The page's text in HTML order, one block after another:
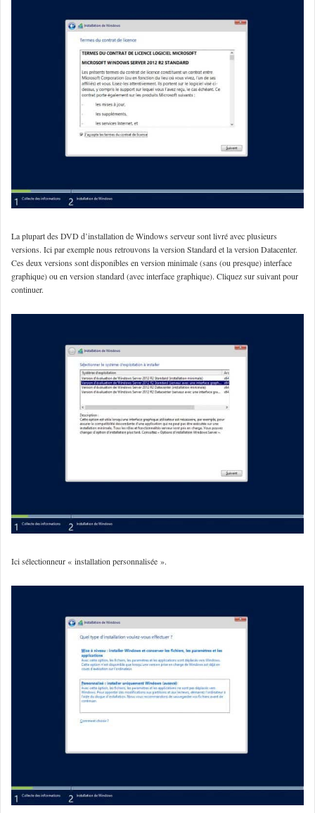
La plupart des DVD d’installation de Windows serveur sont livré avec plusieurs
versions. Ici par exemple nous retrouvons la version Standard et la version Datacenter.
Ces deux versions sont disponibles en version minimale (sans (ou presque) interface
graphique) ou en version standard (avec interface graphique). Cliquez sur suivant pour
continuer.
Ici sélectionneur « installation personnalisée ».